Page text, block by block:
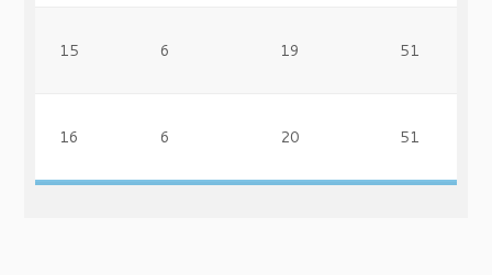
15 6 19 51
16 6 20 51